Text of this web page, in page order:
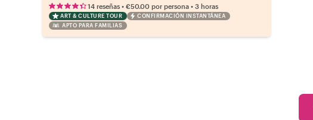
14 reseñas • €50.00 por persona • 3 horas
ART & CULTURE TOUR
CONFIRMACIÓN INSTANTÁNEA
APTO PARA FAMILIAS